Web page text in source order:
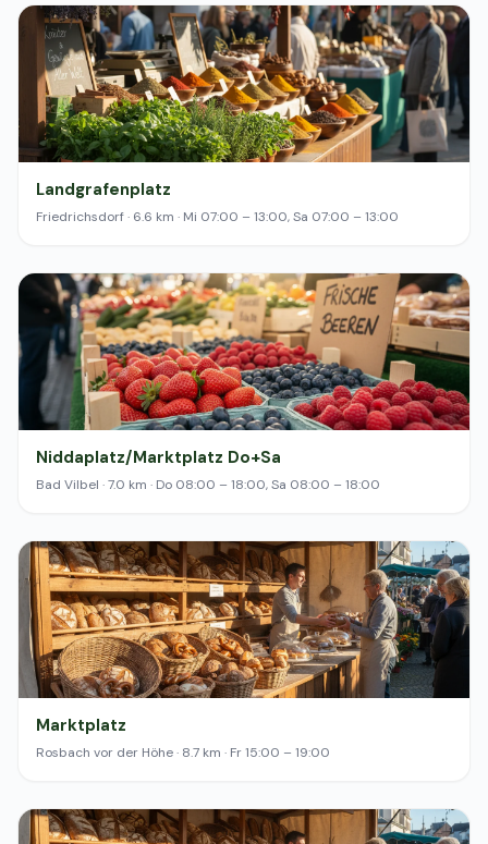
Landgrafenplatz
Friedrichsdorf · 6.6 km · Mi 07:00 – 13:00, Sa 07:00 – 13:00
Niddaplatz/Marktplatz Do+Sa
Bad Vilbel · 7.0 km · Do 08:00 – 18:00, Sa 08:00 – 18:00
Marktplatz
Rosbach vor der Höhe · 8.7 km · Fr 15:00 – 19:00